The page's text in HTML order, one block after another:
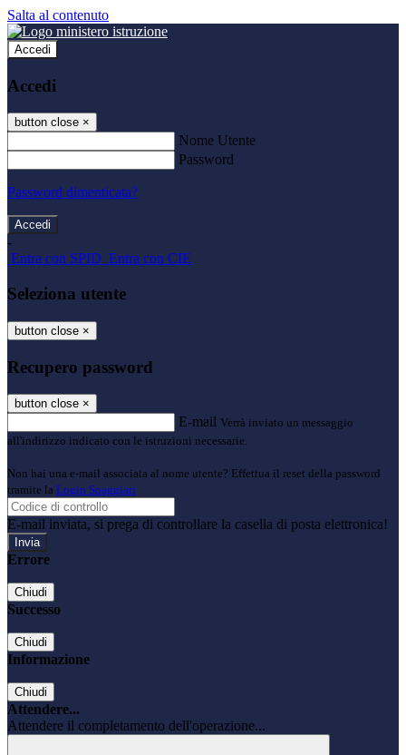
Salta al contenuto
Accedi
Accedi
button close ×
Nome Utente
Password
Password dimenticata?
-
Entra con SPID Entra con CIE
Seleziona utente
button close ×
Recupero password
button close ×
E-mail Verrà inviato un messaggio
all'indirizzo indicato con le istruzioni necessarie.
Non hai una e-mail associata al nome utente? Effettua il reset della password
tramite la Login Spaggiari
E-mail inviata, si prega di controllare la casella di posta elettronica!
Errore
Chiudi
Successo
Chiudi
Informazione
Chiudi
Attendere...
Attendere il completamento dell'operazione...